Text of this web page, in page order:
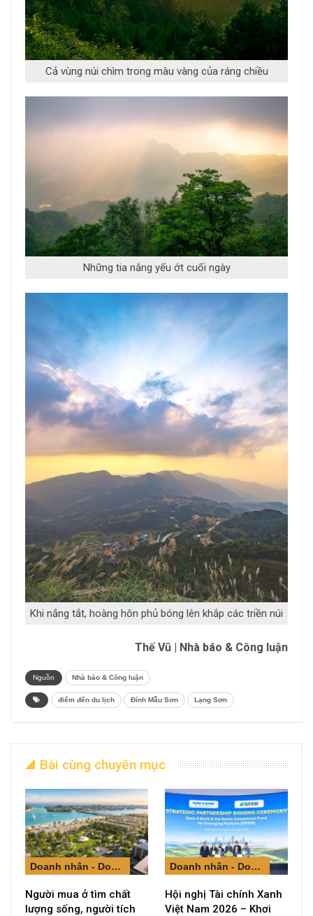
Cả vùng núi chìm trong màu vàng của ráng chiều
Những tia nắng yếu ớt cuối ngày
Khi nắng tắt, hoàng hôn phủ bóng lên khắp các triền núi
Thế Vũ | Nhà báo & Công luận
Nguồn Nhà báo & Công luận
điểm đến du lịch Đỉnh Mẫu Sơn Lạng Sơn
Bài cùng chuyên mục
Doanh nhân - Doanh nghiệp
Người mua ở tìm chất
lượng sống, người tích
Doanh nhân - Doanh nghiệp
Hội nghị Tài chính Xanh
Việt Nam 2026 – Khơi